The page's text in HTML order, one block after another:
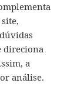
direciona
a
análise.